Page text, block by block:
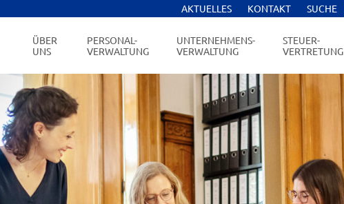
AKTUELLES KONTAKT SUCHE
ÜBER
UNS
PERSONAL-
VERWALTUNG
UNTERNEHMENS-
VERWALTUNG
STEUER-
VERTRETUNG